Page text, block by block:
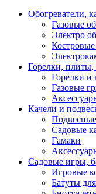
Обогреватели,
Газовые
Электро
Горелки, плиты,
Горелки и
Газовые
Качели и
Садовые
Гамаки
Садовые игры,
Игровые
Батуты